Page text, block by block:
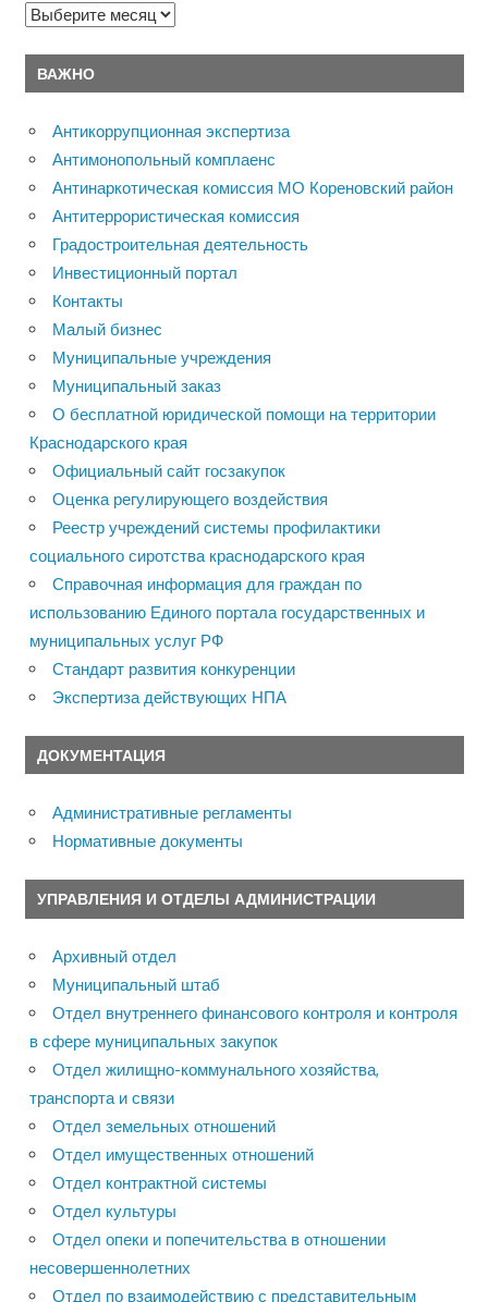
Архивы
ВАЖНО
Антикоррупционная экспертиза
Антимонопольный комплаенс
Антинаркотическая комиссия МО Кореновский район
Антитеррористическая комиссия
Градостроительная деятельность
Инвестиционный портал
Контакты
Малый бизнес
Муниципальные учреждения
Муниципальный заказ
О бесплатной юридической помощи на территории
Краснодарского края
Официальный сайт госзакупок
Оценка регулирующего воздействия
Реестр учреждений системы профилактики
социального сиротства краснодарского края
Справочная информация для граждан по
использованию Единого портала государственных и
муниципальных услуг РФ
Стандарт развития конкуренции
Экспертиза действующих НПА
ДОКУМЕНТАЦИЯ
Административные регламенты
Нормативные документы
УПРАВЛЕНИЯ И ОТДЕЛЫ АДМИНИСТРАЦИИ
Архивный отдел
Муниципальный штаб
Отдел внутреннего финансового контроля и контроля
в сфере муниципальных закупок
Отдел жилищно-коммунального хозяйства,
транспорта и связи
Отдел земельных отношений
Отдел имущественных отношений
Отдел контрактной системы
Отдел культуры
Отдел опеки и попечительства в отношении
несовершеннолетних
Отдел по взаимодействию с представительным